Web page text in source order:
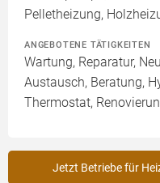
Pelletheizung,
ANGEBOTENE TÄTIGKEITEN
Wartung, Reparatur,
Austausch, Beratung,
Thermostat,
Jetzt Betriebe für